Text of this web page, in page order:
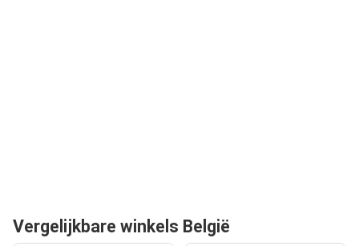
Vergelijkbare winkels België